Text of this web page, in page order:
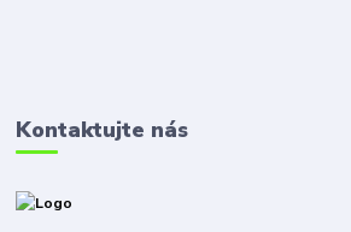
Kontaktujte nás